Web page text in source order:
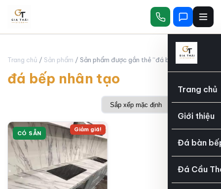
Trang chủ
Giới thiệu
Đá bàn
Đá Cầu
Trang chủ / Sản phẩm / Sản phẩm được gắn thẻ “đá bếp nhân tạo”
đá bếp nhân tạo
CÓ SẴN
Giảm giá!